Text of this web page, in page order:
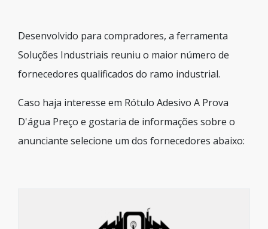
Desenvolvido para compradores, a ferramenta
Soluções Industriais reuniu o maior número de
fornecedores qualificados do ramo industrial.
Caso haja interesse em Rótulo Adesivo A Prova
D'água Preço e gostaria de informações sobre o
anunciante selecione um dos fornecedores abaixo: